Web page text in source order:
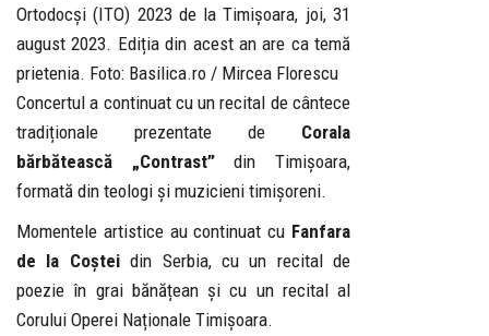
Ortodocși (ITO) 2023 de la Timișoara, joi, 31
august 2023. Ediția din acest an are ca temă
prietenia. Foto: Basilica.ro / Mircea Florescu
Concertul a continuat cu un recital de cântece
tradiționale prezentate de Corala
bărbătească „Contrast”din Timișoara,
formată din teologi și muzicieni timișoreni.
Momentele artistice au continuat cu Fanfara
de la Coșteidin Serbia, cu un recital de
poezie în grai bănățean și cu un recital al
Corului Operei Naționale Timișoara.